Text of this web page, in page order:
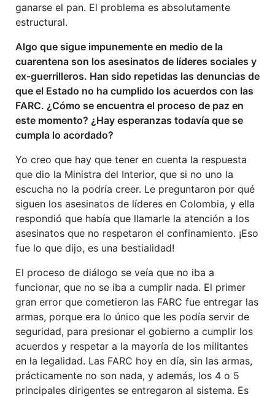
ganarse el pan. El problema es absolutamente
estructural.
Algo que sigue impunemente en medio de la
cuarentena son los asesinatos de líderes sociales y
ex-guerrilleros. Han sido repetidas las denuncias de
que el Estado no ha cumplido los acuerdos con las
FARC. ¿Cómo se encuentra el proceso de paz en
este momento? ¿Hay esperanzas todavía que se
cumpla lo acordado?
Yo creo que hay que tener en cuenta la respuesta
que dio la Ministra del Interior, que si no uno la
escucha no la podría creer. Le preguntaron por qué
siguen los asesinatos de líderes en Colombia, y ella
respondió que había que llamarle la atención a los
asesinatos que no respetaron el confinamiento. ¡Eso
fue lo que dijo, es una bestialidad!
El proceso de diálogo se veía que no iba a
funcionar, que no se iba a cumplir nada. El primer
gran error que cometieron las FARC fue entregar las
armas, porque era lo único que les podía servir de
seguridad, para presionar el gobierno a cumplir los
acuerdos y respetar a la mayoría de los militantes
en la legalidad. Las FARC hoy en día, sin las armas,
prácticamente no son nada, y además, los 4 o 5
principales dirigentes se entregaron al sistema. Es